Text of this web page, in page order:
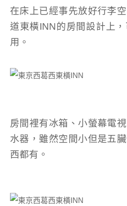
在床上已經事先放好行李
道東橫INN的房間設計上
用。
房間裡有冰箱、小螢幕電
水器，雖然空間小但是五
西都有。